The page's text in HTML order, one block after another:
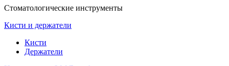
Стоматологические инструменты
Кисти и держатели
Кисти
Держатели